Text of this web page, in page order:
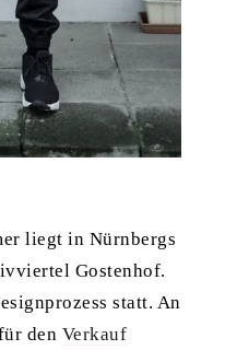
liegt in Nürnbergs
Gostenhof.
statt. An
den Verkauf